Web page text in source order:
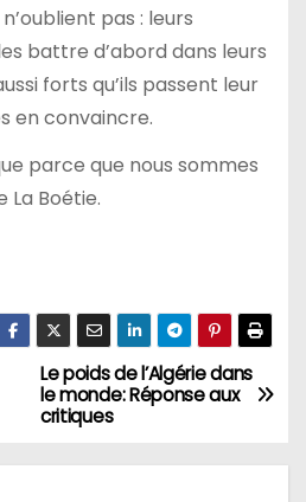
pas : leurs
battre d’abord dans leurs
forts qu’ils passent leur
en convaincre.
parce que nous sommes
La Boétie.
Le poids de l’Algérie dans
le monde: Réponse aux
critiques